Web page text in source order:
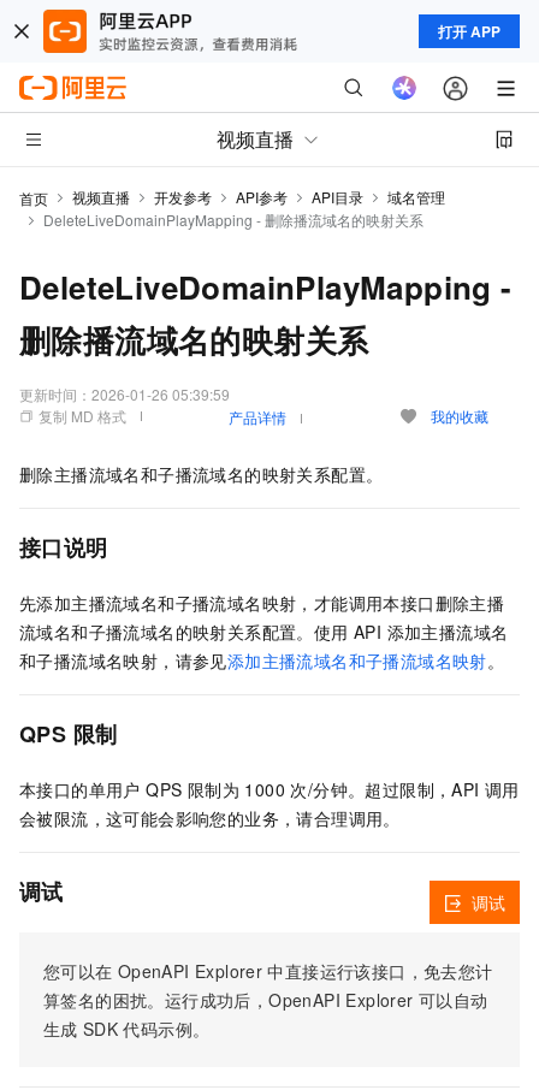
打开 APP
视频直播
首页 视频直播 开发参考 API参考 API目录
域名管理
DeleteLiveDomainPlayMapping - 删除播流域名的映射关系
DeleteLiveDomainPlayMapping -
删除播流域名的映射关系
更新时间： 2026-01-26 05:39:59
复制 MD 格式
产品详情 我的收藏
删除主播流域名和子播流域名的映射关系配置。
接口说明
先添加主播流域名和子播流域名映射，才能调用本接口删除主播
流域名和子播流域名的映射关系配置。使用 API 添加主播流域名
和子播流域名映射，请参见添加主播流域名和子播流域名映射。
QPS 限制
本接口的单用户 QPS 限制为 1000 次/分钟。超过限制，API 调用
会被限流，这可能会影响您的业务，请合理调用。
调试
您可以在 OpenAPI Explorer 中直接运行该接口，免去您计
算签名的困扰。运行成功后，OpenAPI Explorer 可以自动
生成 SDK 代码示例。
调试